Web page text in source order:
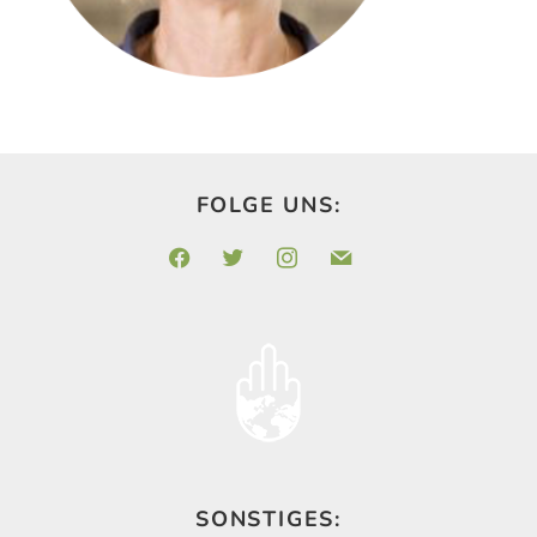
FOLGE UNS:
facebooktwitter instagrammail
SONSTIGES: